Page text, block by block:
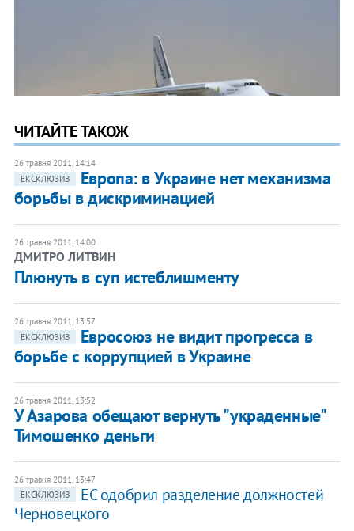
ЧИТАЙТЕ ТАКОЖ
26 травня 2011, 14:14
ЕКСКЛЮЗИВ
Европа: в Украине нет механизма
борьбы в дискриминацией
26 травня 2011, 14:00
ДМИТРО ЛИТВИН
Плюнуть в суп истеблишменту
26 травня 2011, 13:57
ЕКСКЛЮЗИВ
Евросоюз не видит прогресса в
борьбе с коррупцией в Украине
26 травня 2011, 13:52
У Азарова обещают вернуть "украденные"
Тимошенко деньги
26 травня 2011, 13:47
ЕКСКЛЮЗИВ
ЕС одобрил разделение должностей
Черновецкого